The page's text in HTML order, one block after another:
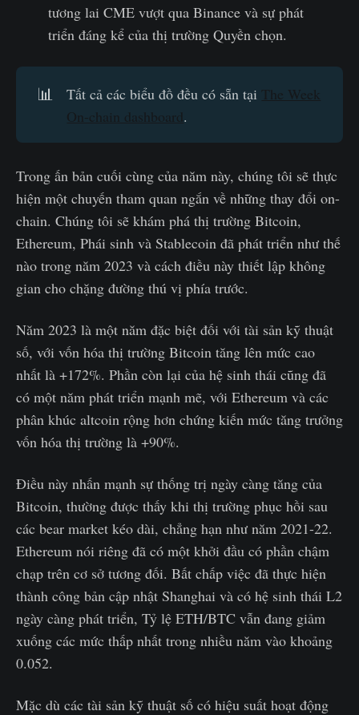
tương lai CME vượt qua Binance và sự phát
triển đáng kể của thị trường Quyền chọn.
📊 Tất cả các biểu đồ đều có sẵn tại The Week
On-chain dashboard.
Trong ấn bản cuối cùng của năm này, chúng tôi sẽ thực
hiện một chuyến tham quan ngắn về những thay đổi on-
chain. Chúng tôi sẽ khám phá thị trường Bitcoin,
Ethereum, Phái sinh và Stablecoin đã phát triển như thế
nào trong năm 2023 và cách điều này thiết lập không
gian cho chặng đường thú vị phía trước.
Năm 2023 là một năm đặc biệt đối với tài sản kỹ thuật
số, với vốn hóa thị trường Bitcoin tăng lên mức cao
nhất là +172%. Phần còn lại của hệ sinh thái cũng đã
có một năm phát triển mạnh mẽ, với Ethereum và các
phân khúc altcoin rộng hơn chứng kiến mức tăng trưởng
vốn hóa thị trường là +90%.
Điều này nhấn mạnh sự thống trị ngày càng tăng của
Bitcoin, thường được thấy khi thị trường phục hồi sau
các bear market kéo dài, chẳng hạn như năm 2021-22.
Ethereum nói riêng đã có một khởi đầu có phần chậm
chạp trên cơ sở tương đối. Bất chấp việc đã thực hiện
thành công bản cập nhật Shanghai và có hệ sinh thái L2
ngày càng phát triển, Tỷ lệ ETH/BTC vẫn đang giảm
xuống các mức thấp nhất trong nhiều năm vào khoảng
0.052.
Mặc dù các tài sản kỹ thuật số có hiệu suất hoạt động